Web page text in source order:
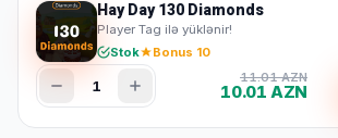
Hay Day 130 Diamonds
Player Tag ilə yüklənir!
Stok
Bonus 10
1 11.01 AZN
10.01 AZN